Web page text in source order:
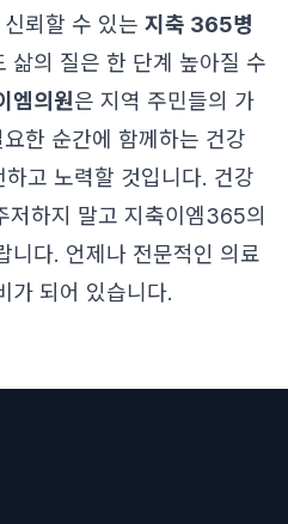
뢰할 수 있는 지축 365병
삶의 질은 한 단계 높아질 수
엠의원은 지역 주민들의 가
한 순간에 함께하는 건강
고 노력할 것입니다. 건강
저하지 말고 지축이엠365의
니다. 언제나 전문적인 의료
가 되어 있습니다.